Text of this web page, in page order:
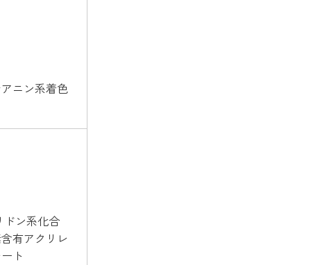
ニン系着色
ドン系化合
有アクリレ
ト